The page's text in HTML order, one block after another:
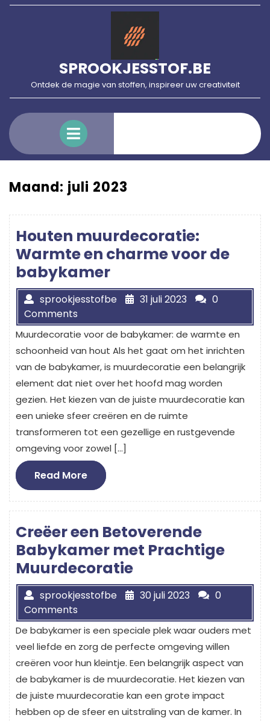
Skip
SPROOKJESSTOF.BE
Ontdek de magie van stoffen, inspireer uw creativiteit
Menu
Maand: juli 2023
Houten muurdecoratie:
Warmte en charme voor de
babykamer
sprookjesstofbe 31 juli 2023
0
Comments
Muurdecoratie voor de babykamer: de warmte en
schoonheid van hout Als het gaat om het inrichten
van de babykamer, is muurdecoratie een belangrijk
element dat niet over het hoofd mag worden
gezien. Het kiezen van de juiste muurdecoratie kan
een unieke sfeer creëren en de ruimte
transformeren tot een gezellige en rustgevende
omgeving voor zowel […]
Read MoreRead
More
Creëer een Betoverende
Babykamer met Prachtige
Muurdecoratie
sprookjesstofbe 30 juli 2023
0
Comments
De babykamer is een speciale plek waar ouders met
veel liefde en zorg de perfecte omgeving willen
creëren voor hun kleintje. Een belangrijk aspect van
de babykamer is de muurdecoratie. Het kiezen van
de juiste muurdecoratie kan een grote impact
hebben op de sfeer en uitstraling van de kamer. In